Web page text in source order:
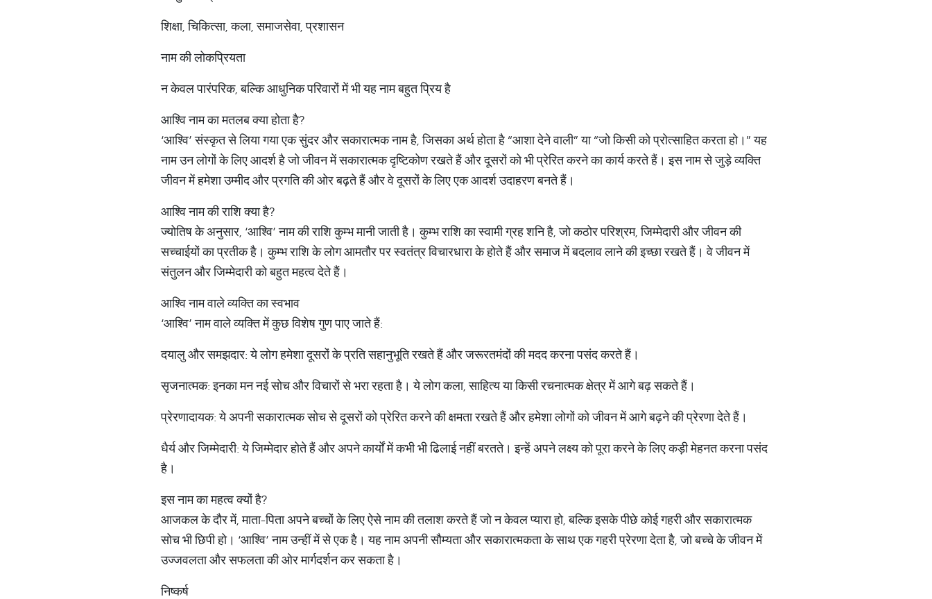
शिक्षा, चिकित्सा, कला, समाजसेवा, प्रशासन
नाम की लोकप्रियता
न केवल पारंपरिक, बल्कि आधुनिक परिवारों में भी यह नाम बहुत प्रिय है
आश्वि नाम का मतलब क्या होता है?
‘आश्वि’ संस्कृत से लिया गया एक सुंदर और सकारात्मक नाम है, जिसका अर्थ होता है “आशा देने वाली” या “जो किसी को प्रोत्साहित करता हो।” यह
नाम उन लोगों के लिए आदर्श है जो जीवन में सकारात्मक दृष्टिकोण रखते हैं और दूसरों को भी प्रेरित करने का कार्य करते हैं। इस नाम से जुड़े व्यक्ति
जीवन में हमेशा उम्मीद और प्रगति की ओर बढ़ते हैं और वे दूसरों के लिए एक आदर्श उदाहरण बनते हैं।
आश्वि नाम की राशि क्या है?
ज्योतिष के अनुसार, ‘आश्वि’ नाम की राशि कुम्भ मानी जाती है। कुम्भ राशि का स्वामी ग्रह शनि है, जो कठोर परिश्रम, जिम्मेदारी और जीवन की
सच्चाईयों का प्रतीक है। कुम्भ राशि के लोग आमतौर पर स्वतंत्र विचारधारा के होते हैं और समाज में बदलाव लाने की इच्छा रखते हैं। वे जीवन में
संतुलन और जिम्मेदारी को बहुत महत्व देते हैं।
आश्वि नाम वाले व्यक्ति का स्वभाव
‘आश्वि’ नाम वाले व्यक्ति में कुछ विशेष गुण पाए जाते हैं:
दयालु और समझदार: ये लोग हमेशा दूसरों के प्रति सहानुभूति रखते हैं और जरूरतमंदों की मदद करना पसंद करते हैं।
सृजनात्मक: इनका मन नई सोच और विचारों से भरा रहता है। ये लोग कला, साहित्य या किसी रचनात्मक क्षेत्र में आगे बढ़ सकते हैं।
प्रेरणादायक: ये अपनी सकारात्मक सोच से दूसरों को प्रेरित करने की क्षमता रखते हैं और हमेशा लोगों को जीवन में आगे बढ़ने की प्रेरणा देते हैं।
धैर्य और जिम्मेदारी: ये जिम्मेदार होते हैं और अपने कार्यों में कभी भी ढिलाई नहीं बरतते। इन्हें अपने लक्ष्य को पूरा करने के लिए कड़ी मेहनत करना पसंद
है।
इस नाम का महत्व क्यों है?
आजकल के दौर में, माता-पिता अपने बच्चों के लिए ऐसे नाम की तलाश करते हैं जो न केवल प्यारा हो, बल्कि इसके पीछे कोई गहरी और सकारात्मक
सोच भी छिपी हो। ‘आश्वि’ नाम उन्हीं में से एक है। यह नाम अपनी सौम्यता और सकारात्मकता के साथ एक गहरी प्रेरणा देता है, जो बच्चे के जीवन में
उज्जवलता और सफलता की ओर मार्गदर्शन कर सकता है।
निष्कर्ष